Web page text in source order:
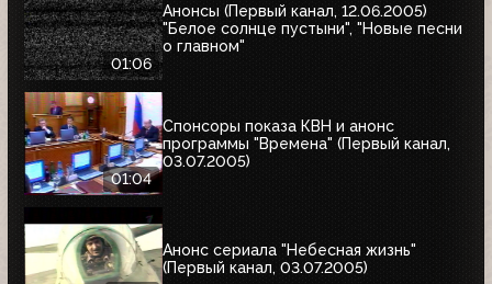
01:06
Анонсы (Первый канал, 12.06.2005)
"Белое солнце пустыни", "Новые песни
о главном"
01:04
Спонсоры показа КВН и анонс
программы "Времена" (Первый канал,
03.07.2005)
Анонс сериала "Небесная жизнь"
(Первый канал, 03.07.2005)